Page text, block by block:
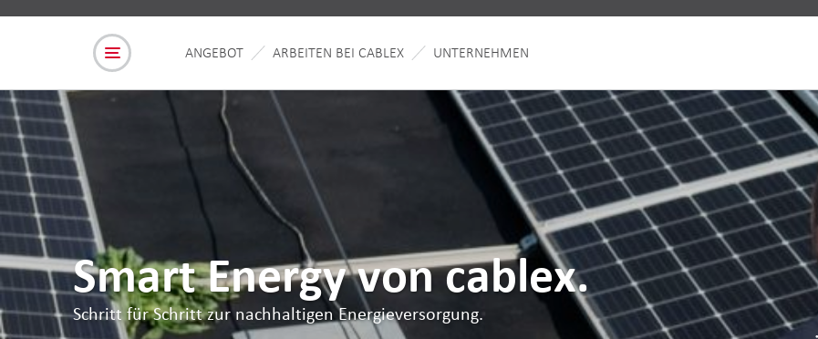
ANGEBOT ARBEITEN BEI CABLEX UNTERNEHMEN
Smart Energy von cablex.
Schritt für Schritt zur nachhaltigen Energieversorgung.